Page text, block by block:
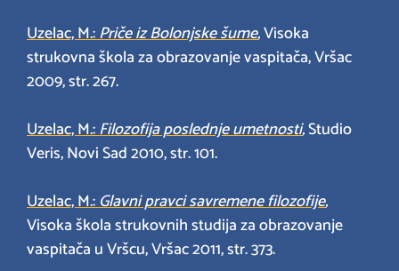
Uzelac, M.:Priče iz Bolonjske šume,Visoka
strukovna škola za obrazovanje vaspitača, Vršac
2009, str. 267.
Uzelac, M.:Filozofija poslednje umetnosti,Studio
Veris, Novi Sad 2010, str. 101.
Uzelac, M.:Glavni pravci savremene filozofije,
Visoka škola strukovnih studija za obrazovanje
vaspitača u Vršcu, Vršac 2011, str. 373.